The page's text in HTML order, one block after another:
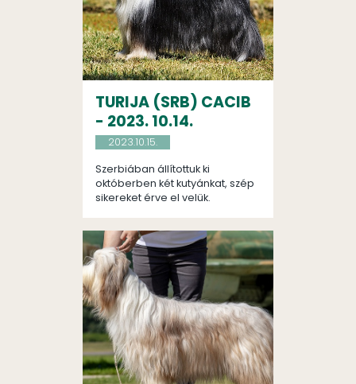
TURIJA (SRB) CACIB
- 2023. 10.14.
2023.10.15.
Szerbiában állítottuk ki
októberben két kutyánkat, szép
sikereket érve el velük.